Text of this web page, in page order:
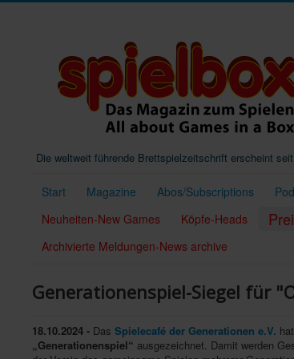
Die weltweit führende Brettspielzeitschrift erscheint
Start Magazine Abos/Subscriptions
Neuheiten-New Games
Köpfe-Heads
Archivierte Meldungen-News archive
Generationenspiel-Siegel für
18.10.2024 - Das Spielecafé der Generationen e.V. hat
„Generationenspiel“ ausgezeichnet. Damit werden